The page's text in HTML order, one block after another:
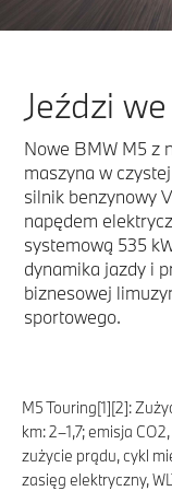
Jeździ
Nowe BMW M5 z
maszyna w
silnik benzynowy
napędem
systemową 535
dynamika jazdy i
biznesowej
sportowego.
M5 Touring[1][2]:
km: 2–1,7; emisja
zużycie prądu, cykl
zasięg elektryczny,